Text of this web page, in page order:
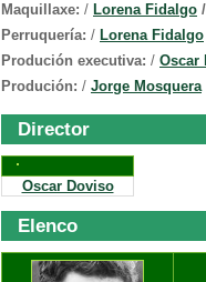
Maquillaxe: / Lorena Fidalgo /
Perruquería: / Lorena Fidalgo
Produción executiva: / Oscar
Produción: / Jorge Mosquera
Director
Oscar Doviso
Elenco